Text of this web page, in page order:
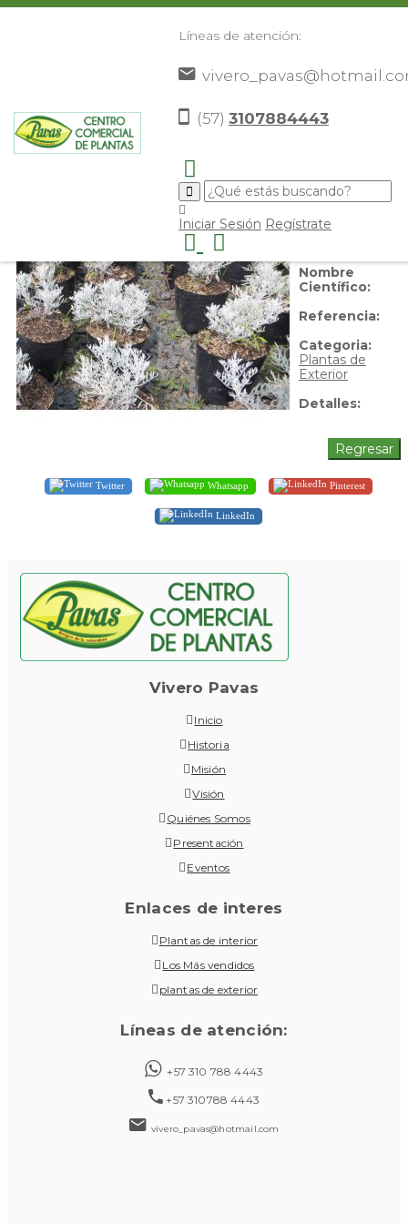
Líneas de atención:
(57) 3107884443
Iniciar Sesión Regístrate
Cineraria
Común:
Nombre
Científico:
Referencia:
Categoria:
Plantas de
Exterior
Detalles:
Twitter Whatsapp Pinterest
LinkedIn
Vivero Pavas
Inicio
Historia
Misión
Visión
Quiénes Somos
Presentación
Eventos
Enlaces de interes
Plantas de interior
Los Más vendidos
plantas de exterior
Líneas de atención:
+57 310 788 4443
+57 310788 4443
vivero_pavas@hotmail.com